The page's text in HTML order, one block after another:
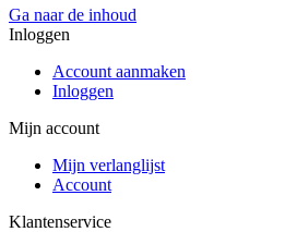
Ga naar de inhoud
Inloggen
Account aanmaken
Inloggen
Mijn account
Mijn verlanglijst
Account
Klantenservice